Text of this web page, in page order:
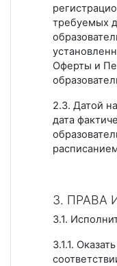
требуемых
Оферты и
2.3. Датой
дата
З. ПРАВА
3.1.
З.1.1.